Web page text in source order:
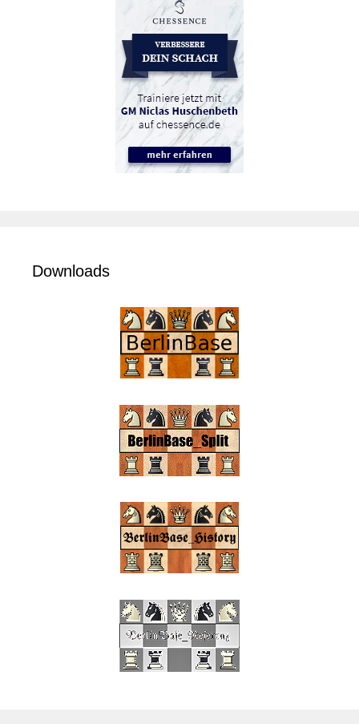
Downloads